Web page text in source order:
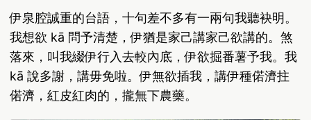
伊泉腔誠重的台語，十句差不多有一兩句我聽袂明。
我想欲 kā 問予清楚，伊猶是家己講家己欲講的。煞
落來，叫我綴伊行入去較內底，伊欲掘番薯予我。我
kā 說多謝，講毋免啦。伊無欲插我，講伊種偌濟拄
偌濟，紅皮紅肉的，攏無下農藥。